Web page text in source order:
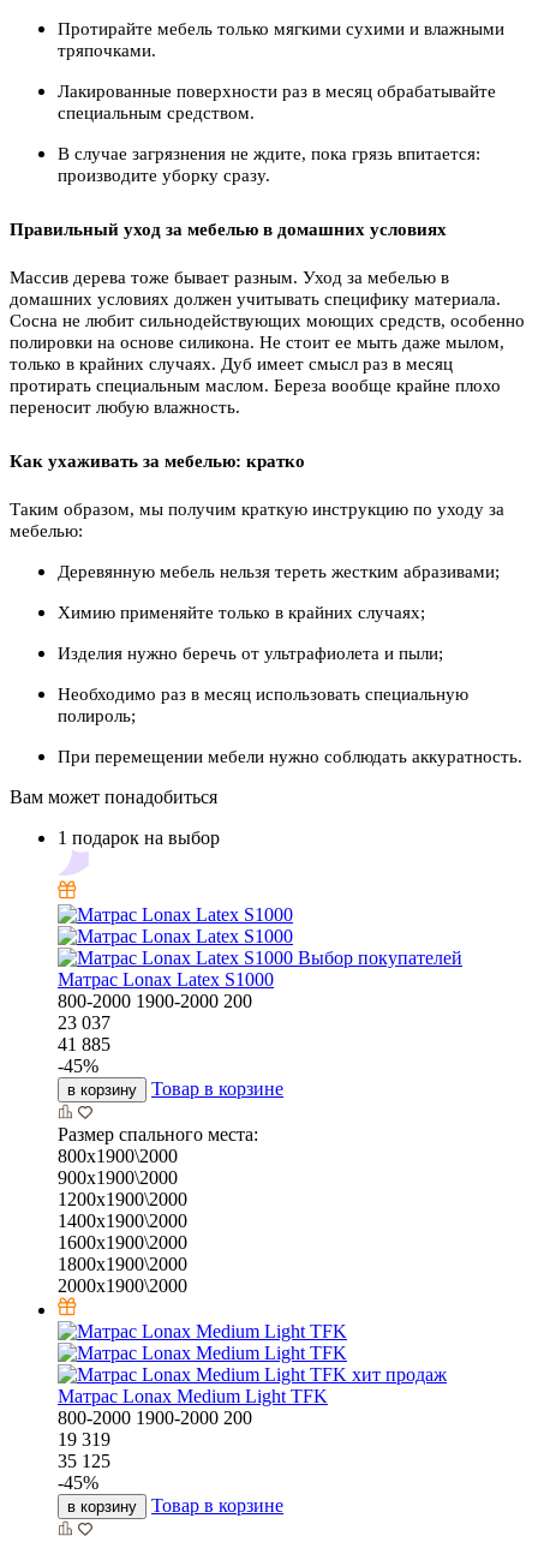
Протирайте мебель только мягкими сухими и влажными
тряпочками.
Лакированные поверхности раз в месяц обрабатывайте
специальным средством.
В случае загрязнения не ждите, пока грязь впитается:
производите уборку сразу.
Правильный уход за мебелью в домашних условиях
Массив дерева тоже бывает разным. Уход за мебелью в
домашних условиях должен учитывать специфику материала.
Сосна не любит сильнодействующих моющих средств, особенно
полировки на основе силикона. Не стоит ее мыть даже мылом,
только в крайних случаях. Дуб имеет смысл раз в месяц
протирать специальным маслом. Береза вообще крайне плохо
переносит любую влажность.
Как ухаживать за мебелью: кратко
Таким образом, мы получим краткую инструкцию по уходу за
мебелью:
Деревянную мебель нельзя тереть жестким абразивами;
Химию применяйте только в крайних случаях;
Изделия нужно беречь от ультрафиолета и пыли;
Необходимо раз в месяц использовать специальную
полироль;
При перемещении мебели нужно соблюдать аккуратность.
Вам может понадобиться
1 подарок на выбор
Выбор покупателей
Матрас Lonax Latex S1000
800-2000 1900-2000 200
23 037
41 885
-45%
в корзину Товар в корзине
Размер спального места:
800х1900\2000
900х1900\2000
1200х1900\2000
1400х1900\2000
1600х1900\2000
1800х1900\2000
2000х1900\2000
хит продаж
Матрас Lonax Medium Light TFK
800-2000 1900-2000 200
19 319
35 125
-45%
в корзину Товар в корзине